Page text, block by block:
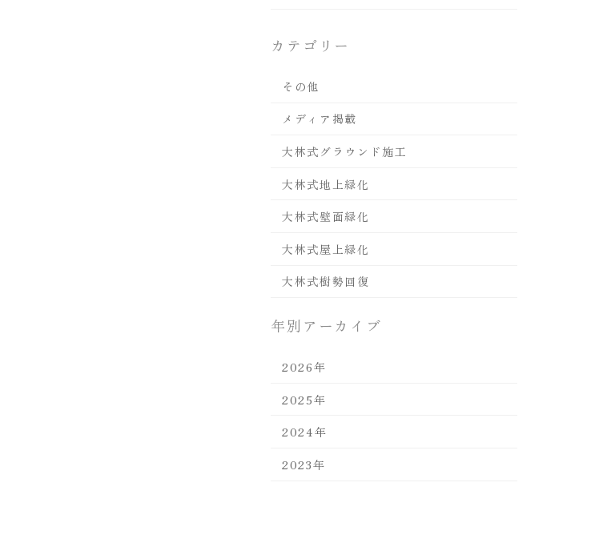
カテゴリー
その他
メディア掲載
大林式グラウンド施工
大林式地上緑化
大林式壁面緑化
大林式屋上緑化
大林式樹勢回復
年別アーカイブ
2026年
2025年
2024年
2023年